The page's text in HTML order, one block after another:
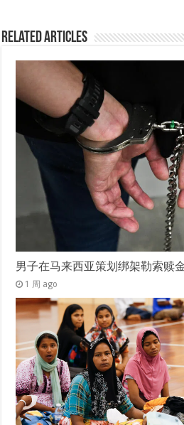
Related Articles
男子在马来西亚策划绑架勒索赎
1 周 ago